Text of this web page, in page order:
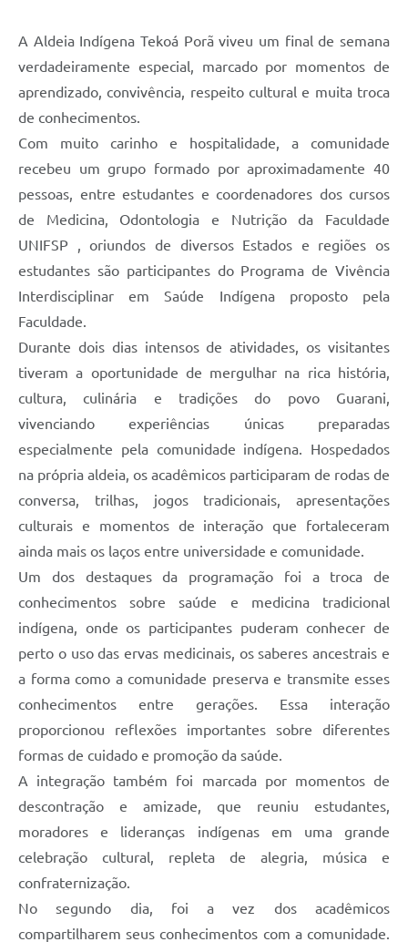
Folha de Pagamento
Serviços ao Cidadão
Nota Fiscal Eletrônica
STS - 3º Setor
Telefones Úteis
Transparência
Notícias
SIC
A Aldeia Indígena Tekoá Porã viveu um final de semana
verdadeiramente especial, marcado por momentos de
aprendizado, convivência, respeito cultural e muita troca
de conhecimentos.
Com muito carinho e hospitalidade, a comunidade
recebeu um grupo formado por aproximadamente 40
pessoas, entre estudantes e coordenadores dos cursos
de Medicina, Odontologia e Nutrição da Faculdade
UNIFSP , oriundos de diversos Estados e regiões os
estudantes são participantes do Programa de Vivência
Interdisciplinar em Saúde Indígena proposto pela
Faculdade.
Durante dois dias intensos de atividades, os visitantes
tiveram a oportunidade de mergulhar na rica história,
cultura, culinária e tradições do povo Guarani,
vivenciando experiências únicas preparadas
especialmente pela comunidade indígena. Hospedados
na própria aldeia, os acadêmicos participaram de rodas de
conversa, trilhas, jogos tradicionais, apresentações
culturais e momentos de interação que fortaleceram
ainda mais os laços entre universidade e comunidade.
Um dos destaques da programação foi a troca de
conhecimentos sobre saúde e medicina tradicional
indígena, onde os participantes puderam conhecer de
perto o uso das ervas medicinais, os saberes ancestrais e
a forma como a comunidade preserva e transmite esses
conhecimentos entre gerações. Essa interação
proporcionou reflexões importantes sobre diferentes
formas de cuidado e promoção da saúde.
A integração também foi marcada por momentos de
descontração e amizade, que reuniu estudantes,
moradores e lideranças indígenas em uma grande
celebração cultural, repleta de alegria, música e
confraternização.
No segundo dia, foi a vez dos acadêmicos
compartilharem seus conhecimentos com a comunidade.